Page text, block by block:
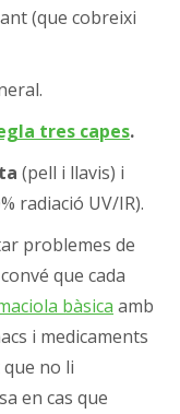
(que cobreixi
tres capes.
(pell i llavis) i
radiació UV/IR).
problemes de
que cada
bàsica amb
i medicaments
no li
en cas que